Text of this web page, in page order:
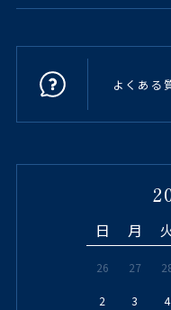
よくある
日 月
26 27
2 3 4